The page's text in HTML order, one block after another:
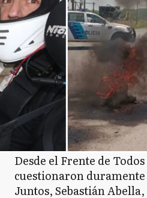
Desde el Frente de
cuestionaron
Juntos, Sebastián